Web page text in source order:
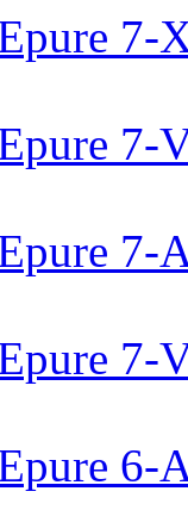
7-
7-
7-
7-
6-